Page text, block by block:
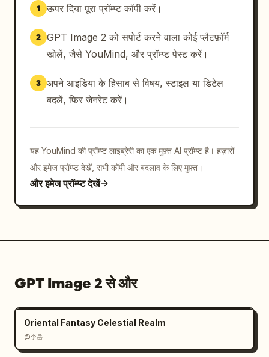
1 ऊपर दिया पूरा प्रॉम्प्ट कॉपी करें।
2 GPT Image 2 को सपोर्ट करने वाला कोई प्लैटफ़ॉर्म
खोलें, जैसे YouMind, और प्रॉम्प्ट पेस्ट करें।
3 अपने आइडिया के हिसाब से विषय, स्टाइल या डिटेल
बदलें, फिर जेनरेट करें।
यह YouMind की प्रॉम्प्ट लाइब्रेरी का एक मुफ़्त AI प्रॉम्प्ट है। हज़ारों
और इमेज प्रॉम्प्ट देखें, सभी कॉपी और बदलाव के लिए मुफ़्त।
और इमेज प्रॉम्प्ट देखें
GPT Image 2 से और
Oriental Fantasy Celestial Realm
@李岳